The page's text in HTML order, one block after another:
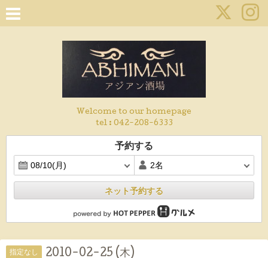
Welcome to our homepage
tel : 042-208-6333
予約する
ネット予約する
指定なし 2010-02-25 (木)